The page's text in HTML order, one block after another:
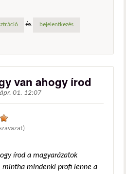
és bejelentkezés
van ahogy írod
01. 12:07
írod a magyarázatok
mintha mindenki profi lenne a